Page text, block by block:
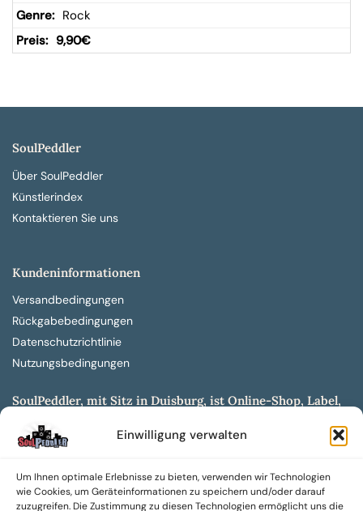
Einwilligung verwalten
Um Ihnen optimale Erlebnisse zu bieten, verwenden wir Technologien
wie Cookies, um Geräteinformationen zu speichern und/oder darauf
zuzugreifen. Die Zustimmung zu diesen Technologien ermöglicht uns die
Rock
9,90€
SoulPeddler
Über SoulPeddler
Künstlerindex
Kontaktieren Sie uns
Kundeninformationen
Versandbedingungen
Rückgabebedingungen
Datenschutzrichtlinie
Nutzungsbedingungen
SoulPeddler, mit Sitz in Duisburg, ist Online-Shop, Label,
entwickelt aus dem SoulPeddler Vinyl-Presswerk und
Wir bieten eine breite Auswahl an sowohl hochgradig
sammelwürdigen als auch Mainstream-Titeln und -Formaten auf